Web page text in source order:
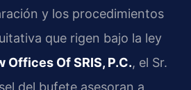
y los procedimientos
que rigen bajo la ley
Offices Of SRIS, P.C., el Sr.
del bufete asesoran a